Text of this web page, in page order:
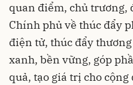
quan điểm, chủ trương,
Chính phủ về thúc đẩy
điện tử, thúc đẩy
xanh, bền vững, góp
quả, tạo giá trị cho